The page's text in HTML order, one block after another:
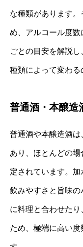
な種類があります
め、アルコール度
ごとの目安を解説
種類によって変わる
普通酒・本醸造
普通酒や本醸造酒
あり、ほとんどの
定されています。加
飲みやすさと旨味
に料理と合わせた
ため、極端に高い